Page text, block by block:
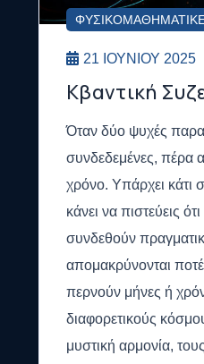
21 ΙΟΥΝΊΟΥ 2025
Κβαντική
Όταν δύο ψυχές
συνδεδεμένες, πέρα
χρόνο. Υπάρχει κάτι
κάνει να πιστεύεις
συνδεθούν
απομακρύνονται
περνούν μήνες ή
διαφορετικούς
μυστική αρμονία,